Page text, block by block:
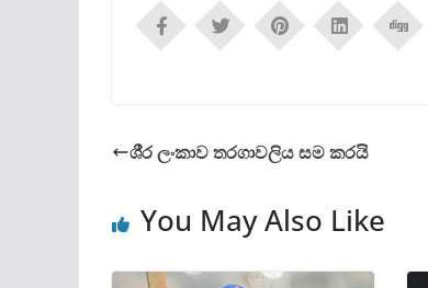
ශී‍්‍ර ලංකාව තරගාවලිය සම කරයි
You May Also Like